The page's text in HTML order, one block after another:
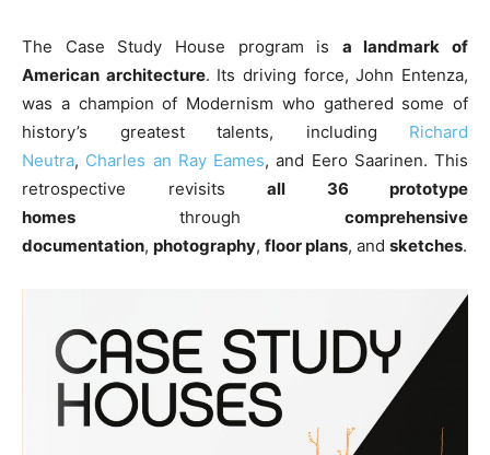
The Case Study House program is a landmark of
American architecture. Its driving force, John Entenza,
was a champion of Modernism who gathered some of
history’s greatest talents, including Richard
Neutra, Charles an Ray Eames, and Eero Saarinen. This
retrospective revisits all 36 prototype
homes through comprehensive
documentation, photography, floor plans, and sketches.